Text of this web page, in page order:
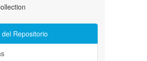
Repositorio